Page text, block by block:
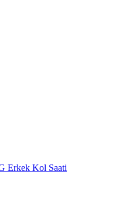
Erkek Kol Saati